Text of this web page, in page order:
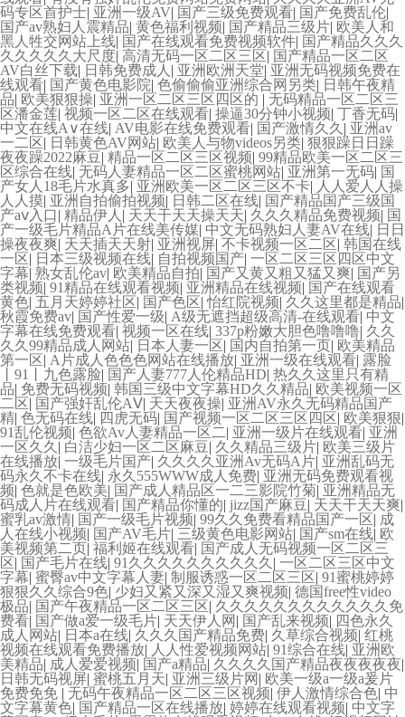
码专区首护士| 亚洲一级AV| 国产三级免费观看| 国产免费乱伦|
国产av熟妇人震精品| 黄色福利视频| 国产精品三级片| 欧美人和
黑人牲交网站上线| 国产在线观看免费视频软件| 国产精品久久久
久久久久久大尺度| 高清无码一区二区三区| 国产精品一区二区
AV白丝下载| 日韩免费成人 | 亚洲欧洲天堂| 亚洲无码视频免费在
线观看| 国产黄色电影院| 色偷偷偷亚洲综合网另类| 日韩午夜精
品| 欧美狠狠操| 亚洲一区二区三区四区的 | 无码精品一区二区三
区潘金莲| 视频一区二区在线观看| 操逼30分钟小视频| 丁香无码|
中文在线A∨在线| AV电影在线免费观看| 国产激情久久 | 亚洲av
一二区| 日韩黄色AV网站| 欧美人与物videos另类| 狠狠躁日日躁
夜夜躁2022麻豆| 精品一区二区三区视频| 99精品欧美一区二区三
区综合在线| 无码人妻精品一区二区蜜桃网站| 亚洲第一无码| 国
产女人18毛片水真多| 亚洲欧美一区二区三区不卡| 人人爱人人操
人人摸| 亚洲自拍偷拍视频| 日韩二区在线| 国产精品国产三级国
产aⅴ入口| 精品伊人 | 天天干天天操天天| 久久久精品免费视频| 国
产一级毛片精品A片在线美传媒| 中文无码熟妇人妻AV在线| 日日
操夜夜爽| 天天插天天射| 亚洲视屏| 不卡视频一区二区| 韩国在线
一区| 日本三级视频在线| 自拍视频国产| 一区二区三区四区中文
字幕| 熟女乱伦av| 欧美精品自拍| 国产又黄又粗又猛又爽| 国产另
类视频| 91精品在线观看视频| 亚洲精品在线视频| 国产在线观看
黄色| 五月天婷婷社区| 国产色区|怡红院视频| 久久这里都是精品|
秋霞免费av| 国产性爱一级| A级无遮挡超级高清-在线观看| 中文
字幕在线免费观看| 视频一区在线| 337p粉嫩大胆色噜噜噜| 久久
久久99精品成人网站| 日本人妻一区| 国内自拍第一页| 欧美精品
第一区| A片成人色色色网站在线播放| 亚洲一级在线观看| 露脸
丨91丨九色露脸| 国产人妻777人伦精品HD| 热久久这里只有精
品| 免费无码视频| 韩国三级中文字幕HD久久精品| 欧美视频一区
二区| 国产强奸乱伦AⅤ| 天天夜夜操| 亚洲AV永久无码精品国产
精| 色无码在线| 四虎无码| 国产视频一区二区三区四区| 欧美狠狠|
91乱伦视频| 色欲Av人妻精品一区二| 亚洲一级片在线观看| 亚洲
一区久久 | 白洁少妇一区二区麻豆| 久久精品三级片| 欧美三级片
在线播放| 一级毛片国产| 久久久久亚洲Av无码A片| 亚洲乱码无
码永久不卡在线| 永久555WWW成人免费| 亚洲无码免费观看视
频| 色就是色欧美| 国产成人精品区一二三影院竹菊| 亚洲精品无
码成人片在线观看| 国产精品你懂的| jizz国产麻豆| 天天干天天爽|
蜜乳av激情| 国产一级毛片视频| 99久久免费看精品国产一区| 成
人在线小视频| 国产AV毛片| 三级黄色电影网站| 国产sm在线| 欧
美视频第二页| 福利姬在线观看| 国产成人无码视频一区二区三
区| 国产毛片在线| 91久久久久久久久久久久 | 一区二区三区中文
字幕| 蜜臀av中文字幕人妻| 制服诱惑一区二区三区| 91蜜桃婷婷
狠狠久久综合9色| 少妇又紧又深又湿又爽视频| 德国free性video
极品| 国产午夜精品一区二区三区| 久久久久久久久久久久久久免
费看| 国产做a爱一级毛片| 天天伊人网 | 国产乱来视频| 四色永久
成人网站| 日本a在线| 久久久国产精品免费| 久草综合视频| 红桃
视频在线观看免费播放| 人人性爱视频网站| 91综合在线| 亚洲欧
美精品| 成人爱爱视频| 国产a精品| 久久久久国产精品夜夜夜夜夜|
日韩无码视屏| 蜜桃五月天| 亚洲三级片网 | 欧美一级a一级a爰片
免费免免 | 无码午夜精品一区二区三区视频| 伊人激情综合色| 中
文字幕黄色| 国产精品一区在线播放| 婷婷在线观看视频| 中文字